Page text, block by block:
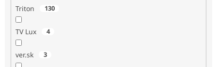
Triton 130
TV Lux 4
ver.sk 3